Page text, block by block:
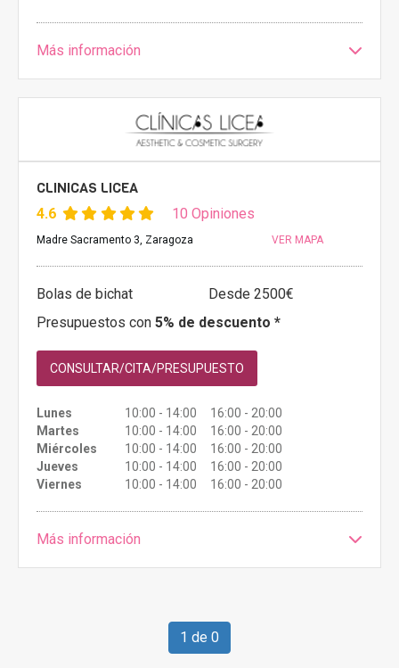
Más información
CLINICAS LICEA
4.6 10 Opiniones
Madre Sacramento 3, Zaragoza VER MAPA
Bolas de bichat
Desde 2500€
Presupuestos con 5% de descuento *
CONSULTAR/CITA/PRESUPUESTO
Lunes
10:00 - 14:00 16:00 - 20:00
Martes
10:00 - 14:00 16:00 - 20:00
Miércoles
10:00 - 14:00 16:00 - 20:00
Jueves
10:00 - 14:00 16:00 - 20:00
Viernes
10:00 - 14:00 16:00 - 20:00
Más información
1 de 0